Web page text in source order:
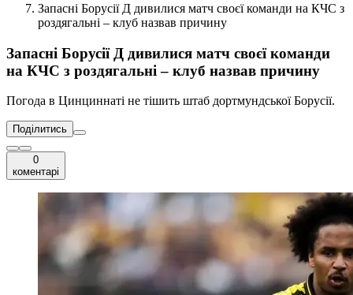
Запасні Борусії Д дивилися матч своєї команди на КЧС з
роздягальні – клуб назвав причину
Запасні Борусії Д дивилися матч своєї команди
на КЧС з роздягальні – клуб назвав причину
Погода в Цинциннаті не тішить штаб дортмундської Борусії.
Поділитись
0
коментарі